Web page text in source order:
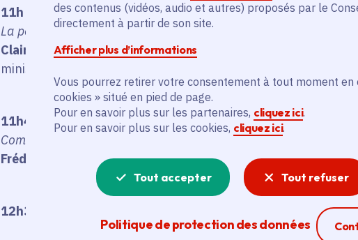
des contenus (vidéos, audio et autres) proposés par le
directement à partir de son site.
Afficher plus d’informations
Vous pourrez retirer votre consentement à tout moment en
cookies » situé en pied de page.
Pour en savoir plus sur les partenaires, cliquez ici.
Pour en savoir plus sur les cookies, cliquez ici.
Tout accepter Tout refuser
Politique de protection des données
11h
La petite maison : : asile fantasmé ou type architectural ?
Claire Ollagnier, docteure en histoire de l’art, historienne et
ministère de la Culture
11h45
Compiègne, une villégiature aux marges de l’Île-de-France
Frédéric Fournis
, chercheur, chef du pôle Inventaire, Région
12h30-12h45